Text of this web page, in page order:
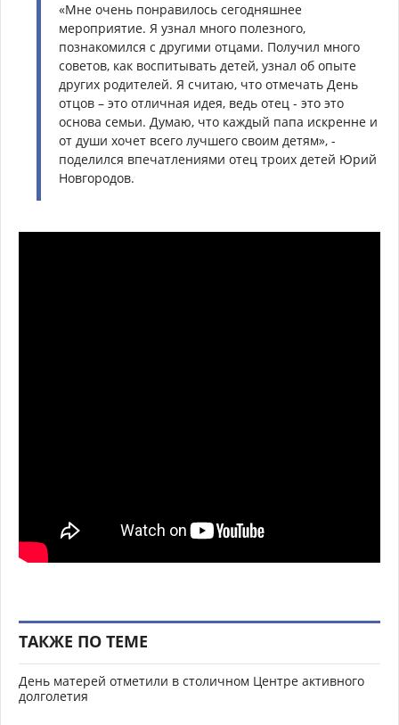
«Мне очень понравилось сегодняшнее
мероприятие. Я узнал много полезного,
познакомился с другими отцами. Получил много
советов, как воспитывать детей, узнал об опыте
других родителей. Я считаю, что отмечать День
отцов – это отличная идея, ведь отец - это это
основа семьи. Думаю, что каждый папа искренне и
от души хочет всего лучшего своим детям», -
поделился впечатлениями отец троих детей Юрий
Новгородов.
ТАКЖЕ ПО ТЕМЕ
День матерей отметили в столичном Центре активного
долголетия